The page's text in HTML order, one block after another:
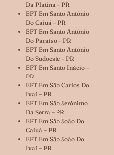
Da Platina – PR
EFT Em Santo Antônio
Do Caiuá – PR
EFT Em Santo Antônio
Do Paraíso – PR
EFT Em Santo Antônio
Do Sudoeste – PR
EFT Em Santo Inácio –
PR
EFT Em São Carlos Do
Ivaí – PR
EFT Em São Jerônimo
Da Serra – PR
EFT Em São João Do
Caiuá – PR
EFT Em São João Do
Ivaí – PR